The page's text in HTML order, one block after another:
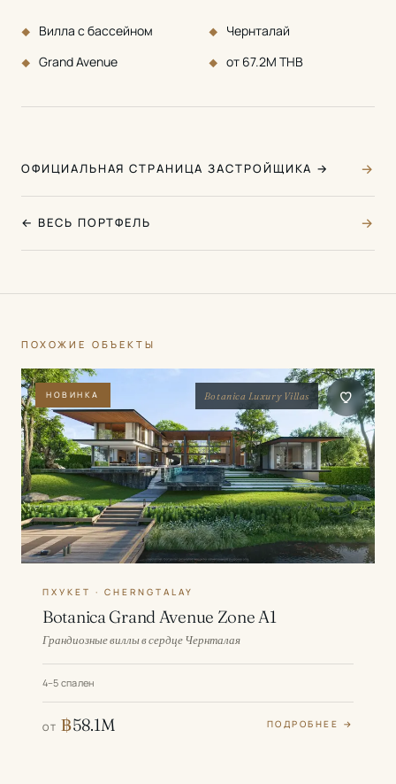
Вилла с бассейном
Чернталай
Grand Avenue
от 67.2M THB
ОФИЦИАЛЬНАЯ СТРАНИЦА ЗАСТРОЙЩИКА → →
← ВЕСЬ ПОРТФЕЛЬ →
ПОХОЖИЕ ОБЪЕКТЫ
НОВИНКА Botanica Luxury Villas
ПХУКЕТ · CHERNGTALAY
Botanica Grand Avenue Zone A1
Грандиозные виллы в сердце Чернталая
4–5 спален
ОТ ฿58.1M ПОДРОБНЕЕ →